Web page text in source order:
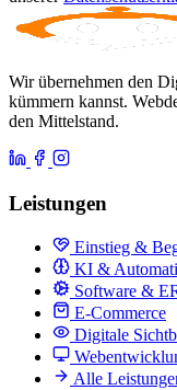
Wir übernehmen den
kümmern kannst.
den Mittelstand.
Leistungen
Einstieg &
KI &
Software &
E-Commerce
Digitale
Alle